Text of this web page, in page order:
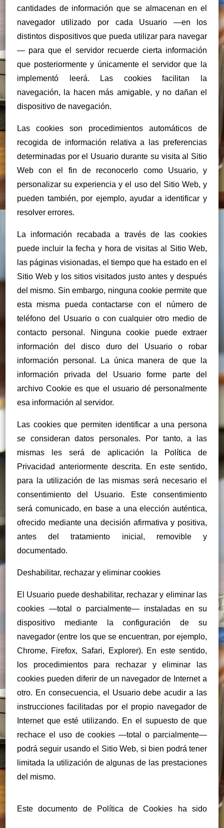
cantidades de información que se almacenan en el
navegador utilizado por cada Usuario —en los
distintos dispositivos que pueda utilizar para navegar
— para que el servidor recuerde cierta información
que posteriormente y únicamente el servidor que la
implementó leerá. Las cookies facilitan la
navegación, la hacen más amigable, y no dañan el
dispositivo de navegación.
Las cookies son procedimientos automáticos de
recogida de información relativa a las preferencias
determinadas por el Usuario durante su visita al Sitio
Web con el fin de reconocerlo como Usuario, y
personalizar su experiencia y el uso del Sitio Web, y
pueden también, por ejemplo, ayudar a identificar y
resolver errores.
La información recabada a través de las cookies
puede incluir la fecha y hora de visitas al Sitio Web,
las páginas visionadas, el tiempo que ha estado en el
Sitio Web y los sitios visitados justo antes y después
del mismo. Sin embargo, ninguna cookie permite que
esta misma pueda contactarse con el número de
teléfono del Usuario o con cualquier otro medio de
contacto personal. Ninguna cookie puede extraer
información del disco duro del Usuario o robar
información personal. La única manera de que la
información privada del Usuario forme parte del
archivo Cookie es que el usuario dé personalmente
esa información al servidor.
Las cookies que permiten identificar a una persona
se consideran datos personales. Por tanto, a las
mismas les será de aplicación la Política de
Privacidad anteriormente descrita. En este sentido,
para la utilización de las mismas será necesario el
consentimiento del Usuario. Este consentimiento
será comunicado, en base a una elección auténtica,
ofrecido mediante una decisión afirmativa y positiva,
antes del tratamiento inicial, removible y
documentado.
Deshabilitar, rechazar y eliminar cookies
El Usuario puede deshabilitar, rechazar y eliminar las
cookies —total o parcialmente— instaladas en su
dispositivo mediante la configuración de su
navegador (entre los que se encuentran, por ejemplo,
Chrome, Firefox, Safari, Explorer). En este sentido,
los procedimientos para rechazar y eliminar las
cookies pueden diferir de un navegador de Internet a
otro. En consecuencia, el Usuario debe acudir a las
instrucciones facilitadas por el propio navegador de
Internet que esté utilizando. En el supuesto de que
rechace el uso de cookies —total o parcialmente—
podrá seguir usando el Sitio Web, si bien podrá tener
limitada la utilización de algunas de las prestaciones
del mismo.
Este documento de Política de Cookies ha sido